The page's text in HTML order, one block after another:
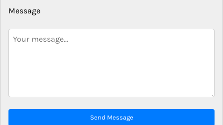
Message
Send Message